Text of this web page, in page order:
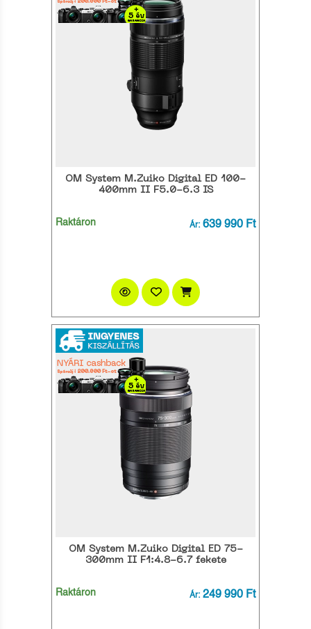
OM System M.Zuiko Digital ED 100-
400mm II F5.0-6.3 IS
Raktáron Ár: 639 990 Ft
OM System M.Zuiko Digital ED 75-
300mm II F1:4.8-6.7 fekete
Raktáron Ár: 249 990 Ft